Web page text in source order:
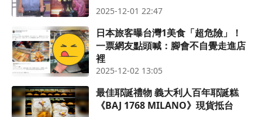
2025-12-01 22:47
日本旅客曝台灣1美食「超危險」！
一票網友點頭喊：腳會不自覺走進店
裡
2025-12-02 13:05
最佳耶誕禮物 義大利人百年耶誕糕
《BAJ 1768 MILANO》現貨抵台